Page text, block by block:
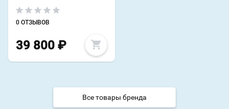
0 ОТЗЫВОВ
39 800 ₽
Все товары бренда